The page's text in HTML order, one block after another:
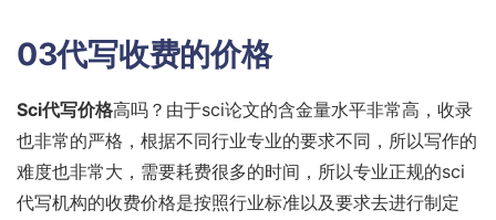
03代写收费的价格
Sci代写价格高吗？由于sci论文的含金量水平非常高，收录
也非常的严格，根据不同行业专业的要求不同，所以写作的
难度也非常大，需要耗费很多的时间，所以专业正规的sci
代写机构的收费价格是按照行业标准以及要求去进行制定